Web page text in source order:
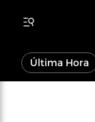
Última Hora